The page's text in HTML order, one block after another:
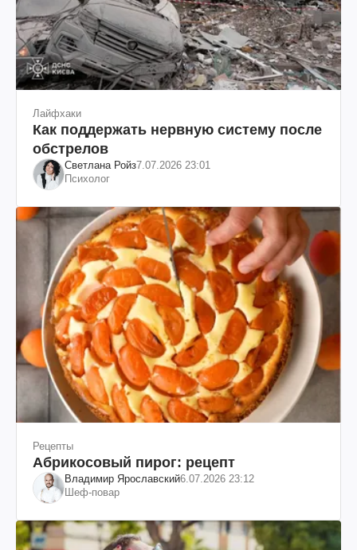
Лайфхаки
Как поддержать нервную систему после
обстрелов
Светлана Ройз7.07.2026 23:01
Психолог
Рецепты
Абрикосовый пирог: рецепт
Владимир Ярославский6.07.2026 23:12
Шеф-повар